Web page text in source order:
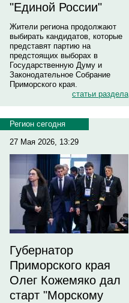
"Единой России"
Жители региона продолжают
выбирать кандидатов, которые
представят партию на
предстоящих выборах в
Государственную Думу и
Законодательное Собрание
Приморского края.
статьи раздела
Регион сегодня
27 Мая 2026, 13:29
Губернатор
Приморского края
Олег Кожемяко дал
старт "Морскому